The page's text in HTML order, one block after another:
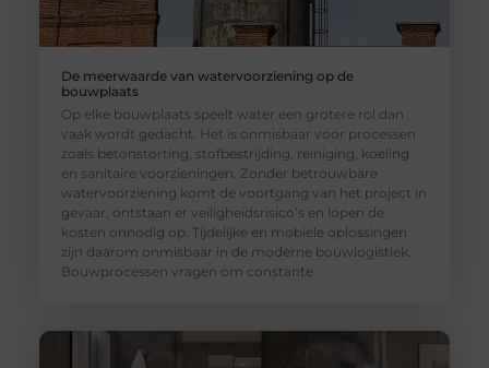
De meerwaarde van watervoorziening op de
bouwplaats
Op elke bouwplaats speelt water een grotere rol dan
vaak wordt gedacht. Het is onmisbaar voor processen
zoals betonstorting, stofbestrijding, reiniging, koeling
en sanitaire voorzieningen. Zonder betrouwbare
watervoorziening komt de voortgang van het project in
gevaar, ontstaan er veiligheidsrisico’s en lopen de
kosten onnodig op. Tijdelijke en mobiele oplossingen
zijn daarom onmisbaar in de moderne bouwlogistiek.
Bouwprocessen vragen om constante